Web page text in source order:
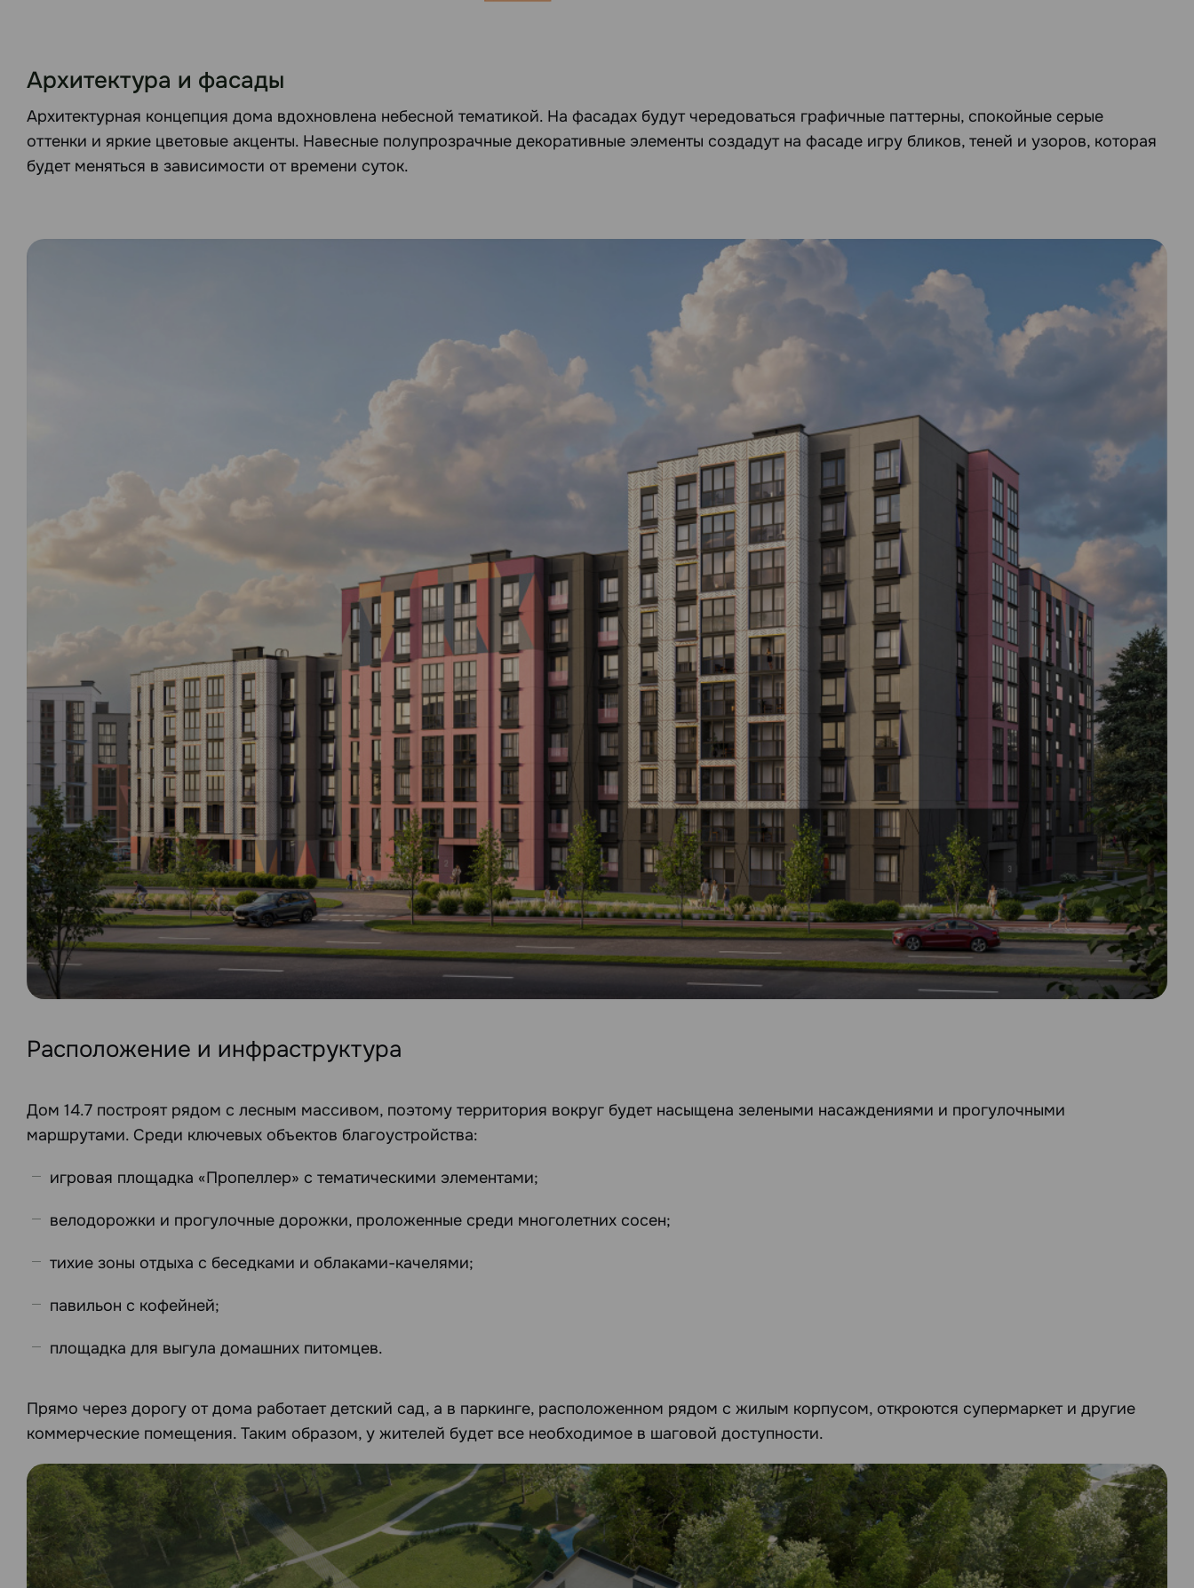
Архитектура и фасады
Архитектурная концепция дома вдохновлена небесной тематикой. На фасадах будут чередоваться графичные паттерны, спокойные серые
оттенки и яркие цветовые акценты. Навесные полупрозрачные декоративные элементы создадут на фасаде игру бликов, теней и узоров, которая
будет меняться в зависимости от времени суток.
Расположение и инфраструктура
Дом 14.7 построят рядом с лесным массивом, поэтому территория вокруг будет насыщена зелеными насаждениями и прогулочными
маршрутами. Среди ключевых объектов благоустройства:
игровая площадка «Пропеллер» с тематическими элементами;
велодорожки и прогулочные дорожки, проложенные среди многолетних сосен;
тихие зоны отдыха с беседками и облаками-качелями;
павильон с кофейней;
площадка для выгула домашних питомцев.
Прямо через дорогу от дома работает детский сад, а в паркинге, расположенном рядом с жилым корпусом, откроются супермаркет и другие
коммерческие помещения. Таким образом, у жителей будет все необходимое в шаговой доступности.